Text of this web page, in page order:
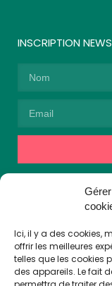
Ici, il y a des cookies,
offrir les meilleures
telles que les cookies
des appareils. Le fait
INSCRIPTION
Alternative:
En vous inscrivant,
communications